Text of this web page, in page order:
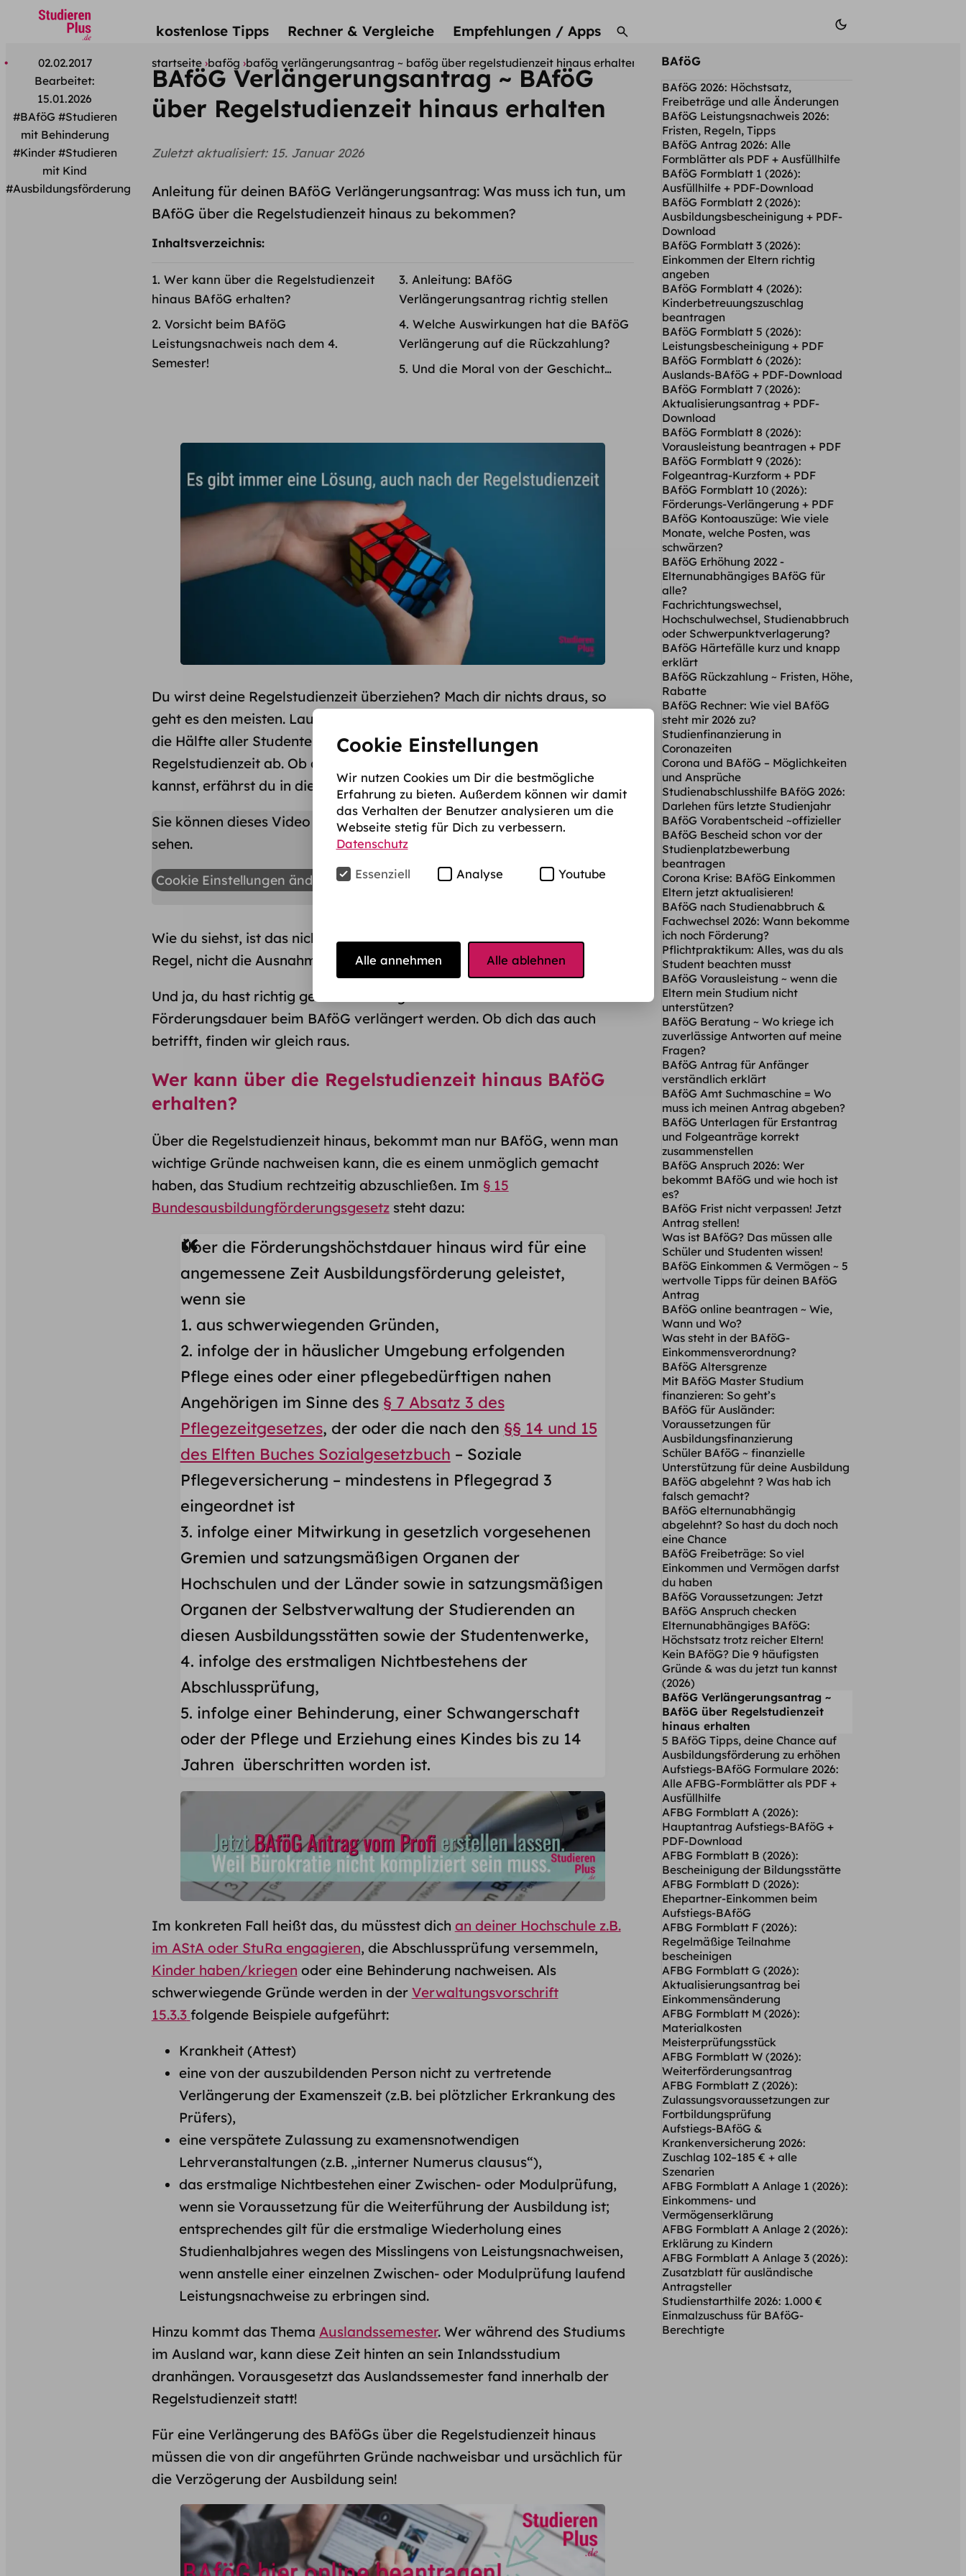
kostenlose Tipps Rechner & Vergleiche Empfehlungen / Apps
startseite bafög bafög verlängerungsantrag ~ bafög über regelstudienzeit hinaus erhalten
02.02.2017
Bearbeitet:
15.01.2026
#BAföG #Studieren
mit Behinderung
#Kinder #Studieren
mit Kind
#Ausbildungsförderung
BAföG Verlängerungsantrag ~ BAföG
über Regelstudienzeit hinaus erhalten
Zuletzt aktualisiert: 15. Januar 2026
Anleitung für deinen BAföG Verlängerungsantrag: Was muss ich tun, um
BAföG über die Regelstudienzeit hinaus zu bekommen?
Inhaltsverzeichnis:
Wer kann über die Regelstudienzeit
hinaus BAföG erhalten?
Vorsicht beim BAföG
Leistungsnachweis nach dem 4.
Semester !​
Anleitung: BAföG
Verlängerungsantrag richtig stellen
Welche Auswirkungen hat die BAföG
Verlängerung auf die Rückzahlung ?
Und die Moral von der Geschicht…
Du wirst deine Regelstudienzeit überziehen? Mach dir nichts draus, so
geht es den meisten. Laut Statistischem Bundesamt schließt weniger als
die Hälfte aller Studenten in Deutschland das Studium in
Regelstudienzeit ab. Ob du einen
kannst, erfährst du in diesem Artikel.
Sie können dieses Video aufgrund Ihrer Cookie-Einstellungen nicht
sehen.
Cookie Einstellungen ändern
Wie du siehst, ist das nichts, wofür du dich schämen müsstest. Du bist die
Regel, nicht die Ausnahme.
Und ja, du hast richtig gelesen. In einigen Fällen kann die
Förderungsdauer beim BAföG verlängert werden. Ob dich das auch
betrifft, finden wir gleich raus.
Wer kann über die Regelstudienzeit hinaus BAföG
erhalten?
Über die Regelstudienzeit hinaus, bekommt man nur BAföG, wenn man
wichtige Gründe nachweisen kann, die es einem unmöglich gemacht
haben, das Studium rechtzeitig abzuschließen. Im § 15
Bundesausbildungförderungsgesetzsteht dazu:
Über die Förderungshöchstdauer hinaus wird für eine
angemessene Zeit Ausbildungsförderung geleistet,
wenn sie
1. aus schwerwiegenden Gründen,
2. infolge der in häuslicher Umgebung erfolgenden
Pflege eines oder einer pflegebedürftigen nahen
Angehörigen im Sinne des § 7 Absatz 3 des
Pflegezeitgesetzes, der oder die nach den §§ 14 und 15
des Elften Buches Sozialgesetzbuch – Soziale
Pflegeversicherung – mindestens in Pflegegrad 3
eingeordnet ist
3. infolge einer Mitwirkung in gesetzlich vorgesehenen
Gremien und satzungsmäßigen Organen der
Hochschulen und der Länder sowie in satzungsmäßigen
Organen der Selbstverwaltung der Studierenden an
diesen Ausbildungsstätten sowie der Studentenwerke,
4. infolge des erstmaligen Nichtbestehens der
Abschlussprüfung,
5. infolge einer Behinderung, einer Schwangerschaft
oder der Pflege und Erziehung eines Kindes bis zu 14
Jahren überschritten worden ist.
Im konkreten Fall heißt das, du müsstest dich an deiner Hochschule z.B.
im AStA oder StuRa engagieren, die Abschlussprüfung versemmeln,
Kinder haben/kriegen oder eine Behinderung nachweisen. Als
schwerwiegende Gründe werden in der Verwaltungsvorschrift
15.3.3 folgende Beispiele aufgeführt:
Krankheit (Attest)
eine von der auszubildenden Person nicht zu vertretende
Verlängerung der Examenszeit (z.B. bei plötzlicher Erkrankung des
Prüfers),
eine verspätete Zulassung zu examensnotwendigen
Lehrveranstaltungen (z.B. „interner Numerus clausus“),
das erstmalige Nichtbestehen einer Zwischen- oder Modulprüfung,
wenn sie Voraussetzung für die Weiterführung der Ausbildung ist;
entsprechendes gilt für die erstmalige Wiederholung eines
Studienhalbjahres wegen des Misslingens von Leistungsnachweisen,
wenn anstelle einer einzelnen Zwischen- oder Modulprüfung laufend
Leistungsnachweise zu erbringen sind.
Hinzu kommt das Thema Auslandssemester. Wer während des Studiums
im Ausland war, kann diese Zeit hinten an sein Inlandsstudium
dranhängen. Vorausgesetzt das Auslandssemester fand innerhalb der
Regelstudienzeit statt!
Für eine Verlängerung des BAföGs über die Regelstudienzeit hinaus
müssen die von dir angeführten Gründe nachweisbar und ursächlich für
die Verzögerung der Ausbildung sein!
BAföG
BAföG 2026: Höchstsatz,
Freibeträge und alle Änderungen
BAföG Leistungsnachweis 2026:
Fristen, Regeln, Tipps
BAföG Antrag 2026: Alle
Formblätter als PDF + Ausfüllhilfe
BAföG Formblatt 1 (2026):
Ausfüllhilfe + PDF-Download
BAföG Formblatt 2 (2026):
Ausbildungsbescheinigung + PDF-
Download
BAföG Formblatt 3 (2026):
Einkommen der Eltern richtig
angeben
BAföG Formblatt 4 (2026):
Kinderbetreuungs­zuschlag
beantragen
BAföG Formblatt 5 (2026):
Leistungsbescheinigung + PDF
BAföG Formblatt 6 (2026):
Auslands-BAföG + PDF-Download
BAföG Formblatt 7 (2026):
Aktualisierungsantrag + PDF-
Download
BAföG Formblatt 8 (2026):
Vorausleistung beantragen + PDF
BAföG Formblatt 9 (2026):
Folgeantrag-Kurzform + PDF
BAföG Formblatt 10 (2026):
Förderungs-Verlängerung + PDF
BAföG Kontoauszüge: Wie viele
Monate, welche Posten, was
schwärzen?
BAföG Erhöhung 2022 -
Elternunabhängiges BAföG für
alle?
Fachrichtungswechsel,
Hochschulwechsel, Studienabbruch
oder Schwerpunktverlagerung?
BAföG Härtefälle kurz und knapp
erklärt
BAföG Rückzahlung ~ Fristen, Höhe,
Rabatte
BAföG Rechner: Wie viel BAföG
steht mir 2026 zu?
Studienfinanzierung in
Coronazeiten
Corona und BAföG – Möglichkeiten
und Ansprüche
Studienabschlusshilfe BAföG 2026:
Darlehen fürs letzte Studienjahr
BAföG Vorabentscheid ~offizieller
BAföG Bescheid schon vor der
Studienplatzbewerbung
beantragen
Corona Krise: BAföG Einkommen
Eltern jetzt aktualisieren!
BAföG nach Studienabbruch &
Fachwechsel 2026: Wann bekomme
ich noch Förderung?
Pflichtpraktikum: Alles, was du als
Student beachten musst
BAföG Vorausleistung ~ wenn die
Eltern mein Studium nicht
unterstützen?
BAföG Beratung ~ Wo kriege ich
zuverlässige Antworten auf meine
Fragen?
BAföG Antrag für Anfänger
verständlich erklärt
BAföG Amt Suchmaschine = Wo
muss ich meinen Antrag abgeben?
BAföG Unterlagen für Erstantrag
und Folgeanträge korrekt
zusammenstellen
BAföG Anspruch 2026: Wer
bekommt BAföG und wie hoch ist
es?
BAföG Frist nicht verpassen! Jetzt
Antrag stellen!
Was ist BAföG? Das müssen alle
Schüler und Studenten wissen!
BAföG Einkommen & Vermögen ~ 5
wertvolle Tipps für deinen BAföG
Antrag
BAföG online beantragen ~ Wie,
Wann und Wo?
Was steht in der BAföG-
Einkommensverordnung?
BAföG Altersgrenze
Mit BAföG Master Studium
finanzieren: So geht’s
BAföG für Ausländer:
Voraussetzungen für
Ausbildungsfinanzierung
Schüler BAföG ~ finanzielle
Unterstützung für deine Ausbildung
BAföG abgelehnt ? Was hab ich
falsch gemacht?
BAföG elternunabhängig
abgelehnt? So hast du doch noch
eine Chance
BAföG Freibeträge: So viel
Einkommen und Vermögen darfst
du haben
BAföG Voraussetzungen: Jetzt
BAföG Anspruch checken
Elternunabhängiges BAföG:
Höchstsatz trotz reicher Eltern!
Kein BAföG? Die 9 häufigsten
Gründe & was du jetzt tun kannst
(2026)
BAföG Verlängerungsantrag ~
BAföG über Regelstudienzeit
hinaus erhalten
5 BAföG Tipps, deine Chance auf
Ausbildungsförderung zu erhöhen
Aufstiegs-BAföG Formulare 2026:
Alle AFBG-Formblätter als PDF +
Ausfüllhilfe
AFBG Formblatt A (2026):
Hauptantrag Aufstiegs-BAföG +
PDF-Download
AFBG Formblatt B (2026):
Bescheinigung der Bildungsstätte
AFBG Formblatt D (2026):
Ehepartner-Einkommen beim
Aufstiegs-BAföG
AFBG Formblatt F (2026):
Regelmäßige Teilnahme
bescheinigen
AFBG Formblatt G (2026):
Aktualisierungsantrag bei
Einkommensänderung
AFBG Formblatt M (2026):
Materialkosten
Meisterprüfungsstück
AFBG Formblatt W (2026):
Weiterförderungsantrag
AFBG Formblatt Z (2026):
Zulassungsvoraussetzungen zur
Fortbildungsprüfung
Aufstiegs-BAföG &
Krankenversicherung 2026:
Zuschlag 102–185 € + alle
Szenarien
AFBG Formblatt A Anlage 1 (2026):
Einkommens- und
Vermögenserklärung
AFBG Formblatt A Anlage 2 (2026):
Erklärung zu Kindern
AFBG Formblatt A Anlage 3 (2026):
Zusatzblatt für ausländische
Antragsteller
Studienstarthilfe 2026: 1.000 €
Einmalzuschuss für BAföG-
Berechtigte
Cookie Einstellungen
Wir nutzen Cookies um Dir die bestmögliche
Erfahrung zu bieten. Außerdem können wir damit
das Verhalten der Benutzer analysieren um die
Webseite stetig für Dich zu verbessern.
Datenschutz
Essenziell
Analyse Youtube
Alle annehmen Alle ablehnen